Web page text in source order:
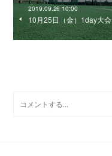
2019.09.26 10:00
10月25日（金）1day大会